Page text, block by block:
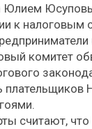
Юлием
к налоговым
комитет
считают,